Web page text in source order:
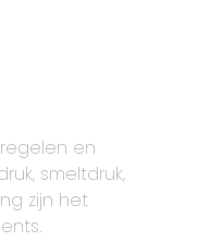
en
smeltdruk,
zijn het